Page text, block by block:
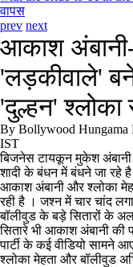
वापस
prev next
आकाश
'लड़कीवाले'
'दुल्हन'
By Bollywood Hungama
IST
बिजनेस टायकून मुकेश अंबानी
शादी के बंधन में बंधने जा रहे
आकाश अंबानी और श्लोका
रही है । जश्न में चार चांद
बॉलीवुड के बड़े सितारों के
सितारे भी आकाश अंबानी की
पार्टी के कई वीडियो सामने
श्लोका मेहता और बॉलीवुड